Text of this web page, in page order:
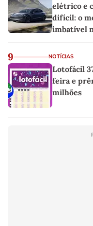
elétrico e
difícil: o
imbatível
9 NOTÍCIAS
Lotofácil
feira e
milhões